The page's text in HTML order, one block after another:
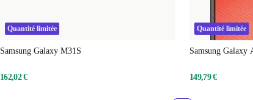
Quantité limitée
Samsung Galaxy M31S
162,02 €
Quantité limitée
Samsung Galaxy
149,79 €